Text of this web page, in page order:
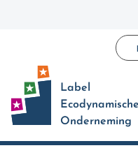
Label
Ecodynamische
Onderneming